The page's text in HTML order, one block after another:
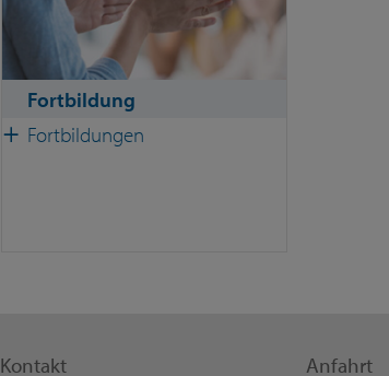
Fortbildung
Fortbildungen
Kontakt Anfahrt